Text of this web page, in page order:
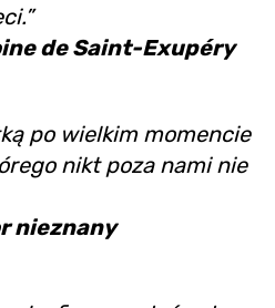
de Saint-Exupéry
po wielkim momencie
nikt poza nami nie
nieznany